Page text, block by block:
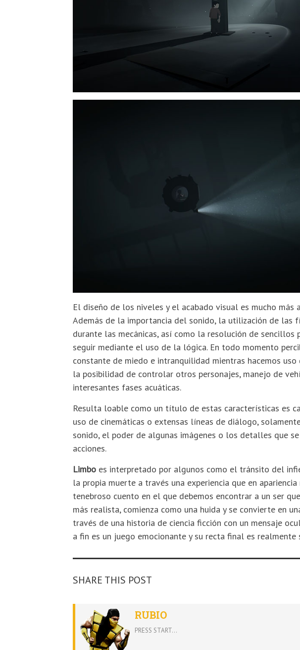
El diseño de los niveles y el acabado visual es mucho más
Además de la importancia del sonido, la utilización de las
durante las mecánicas, así como la resolución de sencillos
seguir mediante el uso de la lógica. En todo momento
constante de miedo e intranquilidad mientras hacemos uso
la posibilidad de controlar otros personajes, manejo de
interesantes fases acuáticas.
Resulta loable como un título de estas características es
uso de cinemáticas o extensas líneas de diálogo,
sonido, el poder de algunas imágenes o los detalles que
acciones.
Limbo es interpretado por algunos como el tránsito del
la propia muerte a través una experiencia que en
tenebroso cuento en el que debemos encontrar a un ser
más realista, comienza como una huida y se convierte en
través de una historia de ciencia ficción con un mensaje
a fin es un juego emocionante y su recta final es realmente
SHARE THIS POST
RUBIO
PRESS START...